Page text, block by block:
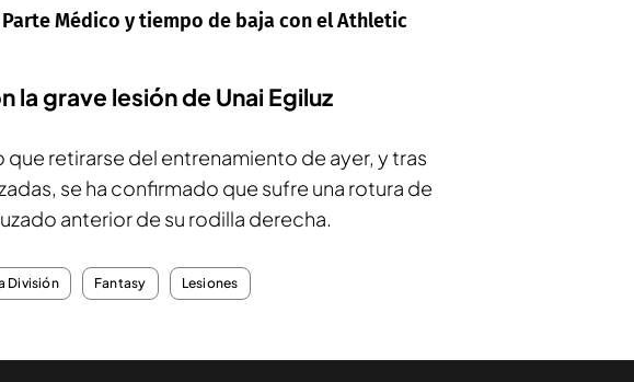
Médico y tiempo de baja con el Athletic
grave lesión de Unai Egiluz
que retirarse del entrenamiento de ayer, y tras
se ha confirmado que sufre una rotura de
anterior de su rodilla derecha.
División Fantasy Lesiones